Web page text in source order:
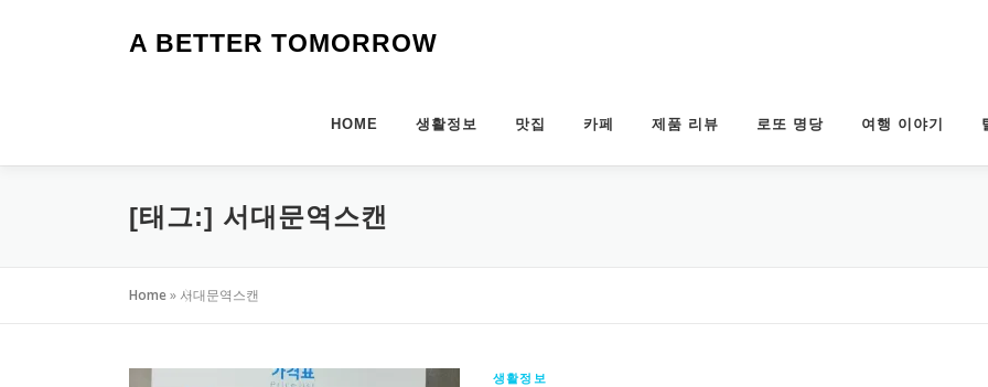
가
A BETTER TOMORROW
HOME 생활정보 맛집 카페 제품 리뷰 로또 명당 여행 이야기
[태그:] 서대문역스캔
Home» 서대문역스캔
생활정보